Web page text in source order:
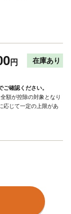
円 在庫あり
ご確認ください。
額が控除の対象となり
応じて一定の上限があ